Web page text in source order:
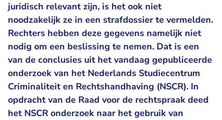
juridisch relevant zijn, is het ook niet
noodzakelijk ze in een strafdossier te vermelden.
Rechters hebben deze gegevens namelijk niet
nodig om een beslissing te nemen. Dat is een
van de conclusies uit het vandaag gepubliceerde
onderzoek van het Nederlands Studiecentrum
Criminaliteit en Rechtshandhaving (NSCR). In
opdracht van de Raad voor de rechtspraak deed
het NSCR onderzoek naar het gebruik van